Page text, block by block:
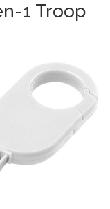
1 Troop